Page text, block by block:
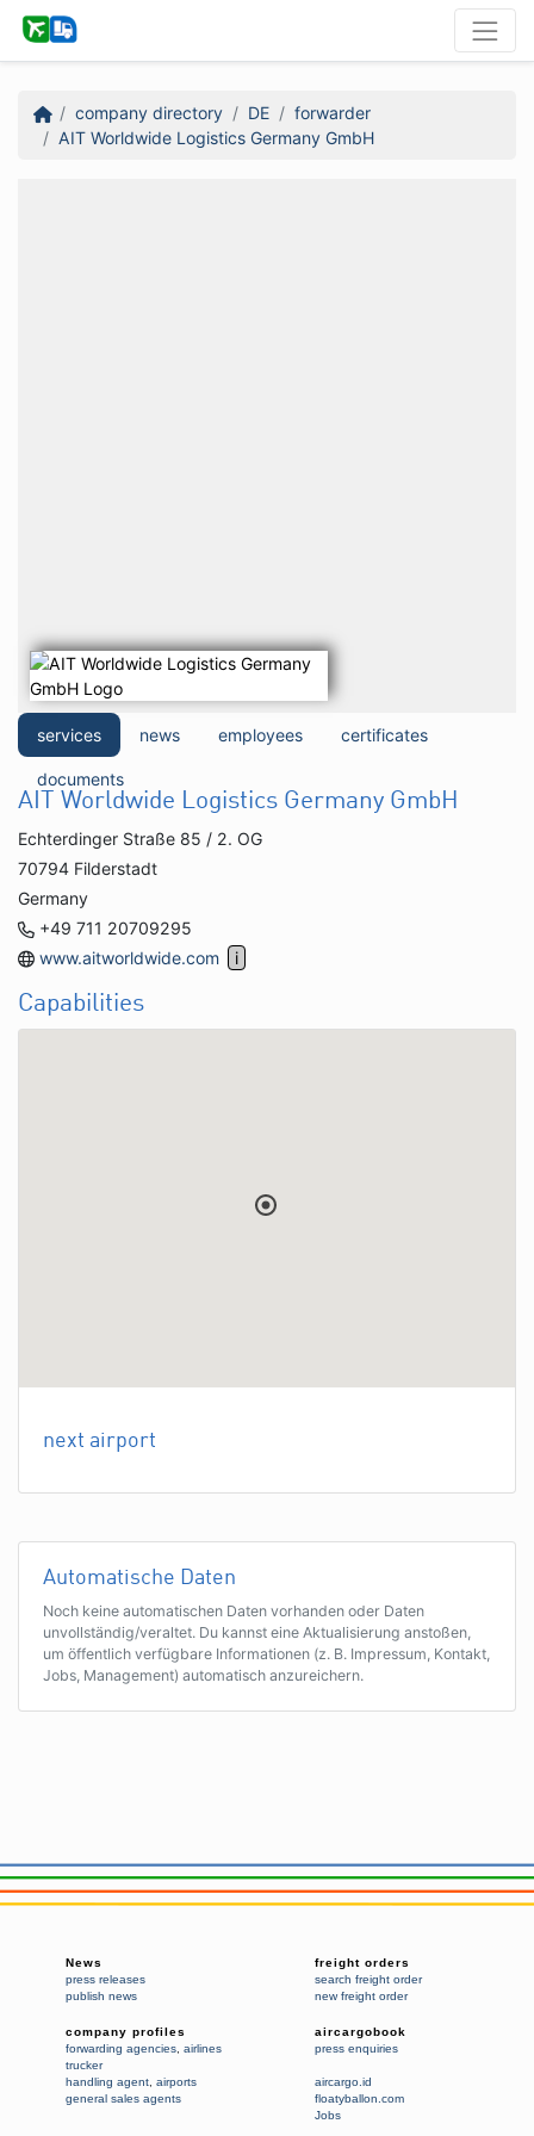
company directory DE
forwarder
AIT Worldwide Logistics Germany GmbH
services news employees certificates
documents
AIT Worldwide Logistics Germany GmbH
Echterdinger Straße 85 / 2. OG
70794 Filderstadt
Germany
+49 711 20709295
www.aitworldwide.com
Capabilities
next airport
Automatische Daten
Noch keine automatischen Daten vorhanden oder Daten
unvollständig/veraltet. Du kannst eine Aktualisierung anstoßen,
um öffentlich verfügbare Informationen (z. B. Impressum, Kontakt,
Jobs, Management) automatisch anzureichern.
News
press releases
publish news
freight orders
search freight order
new freight order
company profiles
forwarding agencies airlines
trucker
handling agent airports
general sales agents
aircargobook
press enquiries
aircargo.id
floatyballon.com
Jobs